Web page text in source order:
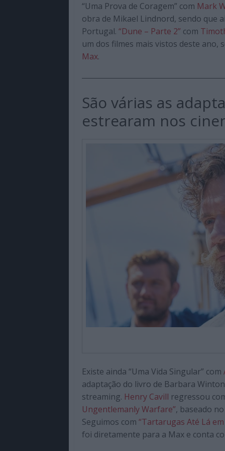
“Uma Prova de Coragem” com Mark
obra de Mikael Lindnord, sendo que
Portugal. “Dune – Parte 2” com
um dos filmes mais vistos deste ano,
Max.
São várias as
estrearam nos
Existe ainda “Uma Vida Singular” com
adaptação do livro de Barbara
streaming. Henry Cavill regressou
Ungentlemanly Warfare”, baseado
Seguimos com “Tartarugas Até Lá em
foi diretamente para a Max e conta